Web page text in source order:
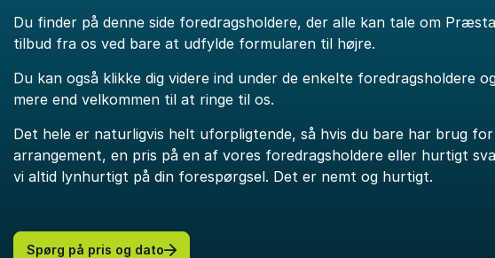
Du finder på denne side foredragsholdere, der alle kan tale om
tilbud fra os ved bare at udfylde formularen til højre.
Du kan også klikke dig videre ind under de enkelte foredragsholdere
mere end velkommen til at ringe til os.
Det hele er naturligvis helt uforpligtende, så hvis du bare har brug
arrangement, en pris på en af vores foredragsholdere eller hurtigt
vi altid lynhurtigt på din forespørgsel. Det er nemt og hurtigt.
Spørg på pris og dato